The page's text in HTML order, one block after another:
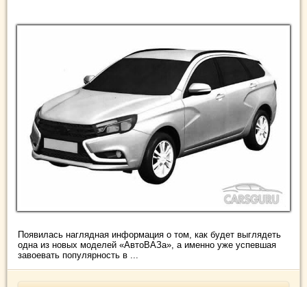
Появилась наглядная информация о том, как будет выглядеть
одна из новых моделей «АвтоВАЗа», а именно уже успевшая
завоевать популярность в ...